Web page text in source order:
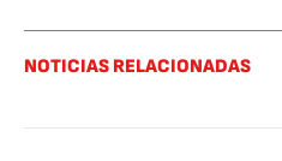
NOTICIAS RELACIONADAS